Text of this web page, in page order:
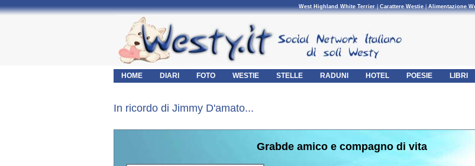
West Highland White Terrier|Carattere Westie|Alimentazione
HOME DIARI FOTO WESTIE STELLE RADUNI HOTEL POESIE LIBRI
In ricordo di Jimmy D'amato...
Grabde amico e compagno di vita